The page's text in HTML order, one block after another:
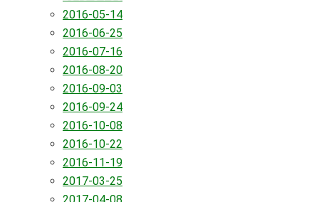
2016-05-14
2016-06-25
2016-07-16
2016-08-20
2016-09-03
2016-09-24
2016-10-08
2016-10-22
2016-11-19
2017-03-25
2017-04-08